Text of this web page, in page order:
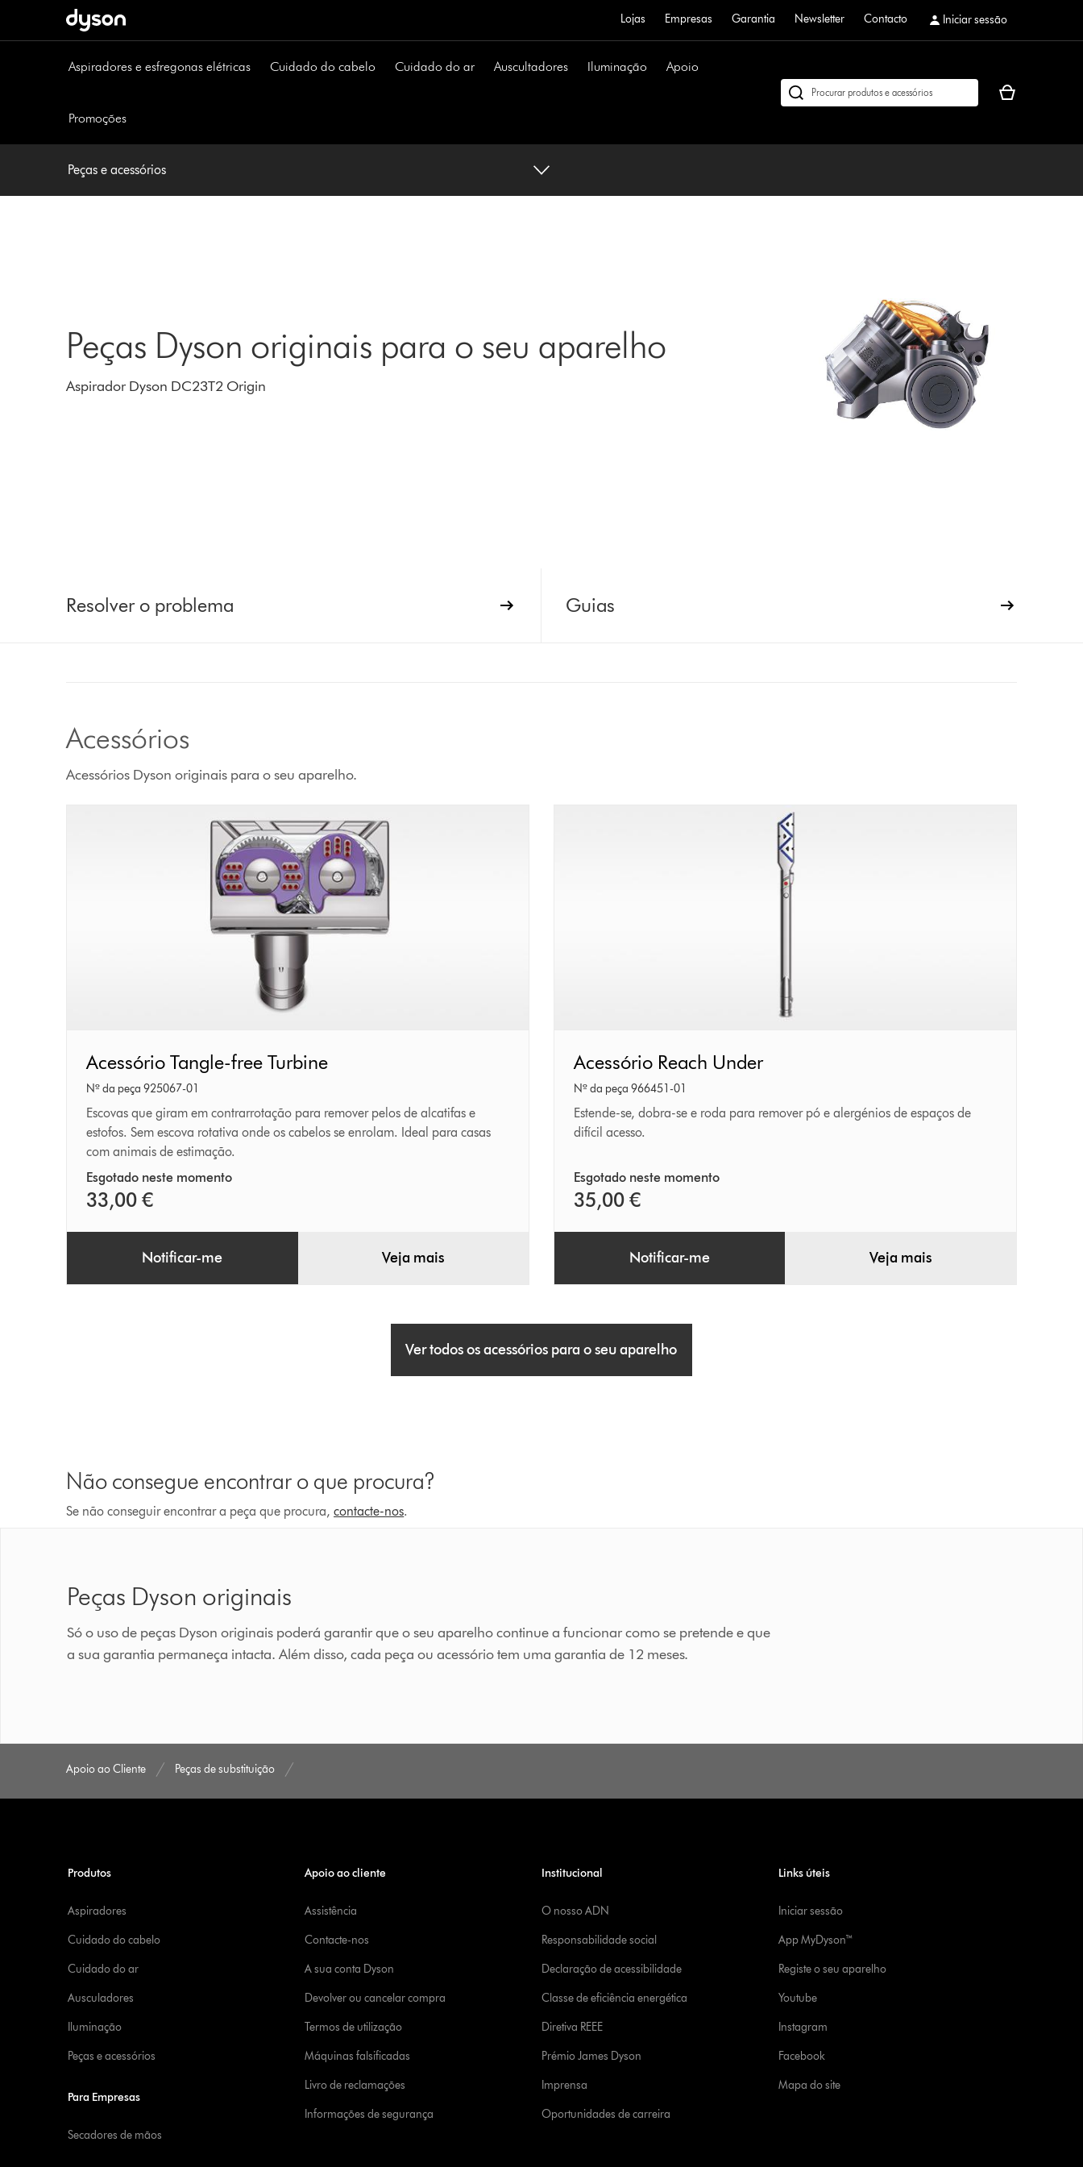
Lojas Empresas Garantia Newsletter Contacto Iniciar sessão
Aspiradores e esfregonas elétricas Cuidado do cabelo Cuidado do ar Auscultadores Iluminação Apoio
Promoções
Pesquisar
O
de
Peças e acessórios
Peças Dyson originais para o seu aparelho
Aspirador Dyson DC23T2 Origin
Resolver o problema Guias
Acessórios
Acessórios Dyson originais para o seu aparelho.
Acessório
Tangle-
free
Turbine
Acessório Tangle-free Turbine
Nº da peça 925067-01
Escovas que giram em contrarrotação para remover pelos de alcatifas e
estofos. Sem escova rotativa onde os cabelos se enrolam. Ideal para casas
com animais de estimação.
Esgotado neste momento
33,00 €
Notificar-me Veja mais
Acessório
Reach
Under
Acessório Reach Under
Nº da peça 966451-01
Estende-se, dobra-se e roda para remover pó e alergénios de espaços de
difícil acesso.
Esgotado neste momento
35,00 €
Notificar-me Veja mais
Ver todos os acessórios para o seu aparelho
Não consegue encontrar o que procura?
Se não conseguir encontrar a peça que procura,contacte-nos.
Peças Dyson originais
Só o uso de peças Dyson originais poderá garantir que o seu aparelho continue a funcionar como se pretende e que
a sua garantia permaneça intacta. Além disso, cada peça ou acessório tem uma garantia de 12 meses.
Apoio ao Cliente Peças de substituição
Produtos
Aspiradores
Cuidado do cabelo
Cuidado do ar
Ausculadores
Iluminação
Peças e acessórios
Para Empresas
Secadores de mãos
Apoio ao cliente
Assistência
Contacte-nos
A sua conta Dyson
Devolver ou cancelar compra
Termos de utilização
Máquinas falsificadas
Livro de reclamações
Informações de segurança
Institucional
O nosso ADN
Responsabilidade social
Declaração de acessibilidade
Classe de eficiência energética
Diretiva REEE
Prémio James Dyson
Imprensa
Oportunidades de carreira
Links úteis
Iniciar sessão
App MyDyson™
Registe o seu aparelho
Youtube
Instagram
Facebook
Mapa do site